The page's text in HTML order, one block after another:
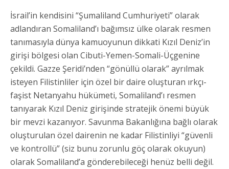
İsrail’in kendisini “Şumaliland Cumhuriyeti” olarak
adlandıran Somaliland’ı bağımsız ülke olarak resmen
tanımasıyla dünya kamuoyunun dikkati Kızıl Deniz’in
girişi bölgesi olan Cibuti-Yemen-Somali-Üçgenine
çekildi. Gazze Şeridi’nden “gönüllü olarak” ayrılmak
isteyen Filistinliler için özel bir daire oluşturan ırkçı-
faşist Netanyahu hükümeti, Somaliland’ı resmen
tanıyarak Kızıl Deniz girişinde stratejik önemi büyük
bir mevzi kazanıyor. Savunma Bakanlığına bağlı olarak
oluşturulan özel dairenin ne kadar Filistinliyi “güvenli
ve kontrollü” (siz bunu zorunlu göç olarak okuyun)
olarak Somaliland’a gönderebileceği henüz belli değil.